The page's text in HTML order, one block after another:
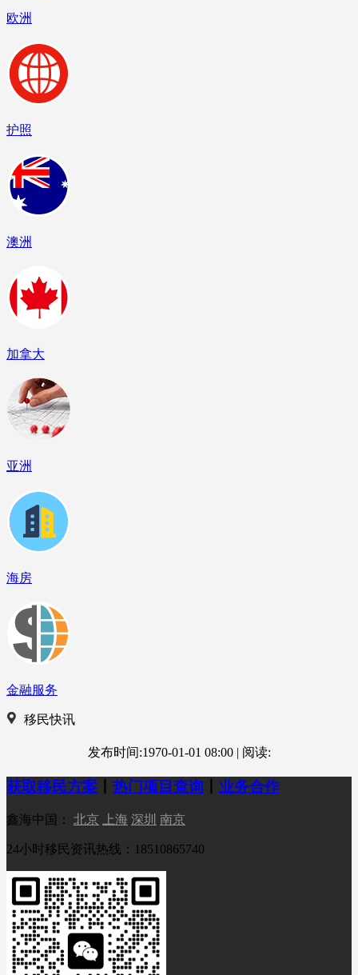
欧洲
护照
澳洲
加拿大
亚洲
海房
金融服务
移民快讯
发布时间:1970-01-01 08:00 | 阅读:
获取移民方案 热门项目查询 业务合作
鑫海中国： 北京 上海 深圳 南京
24小时移民资讯热线：18510865740